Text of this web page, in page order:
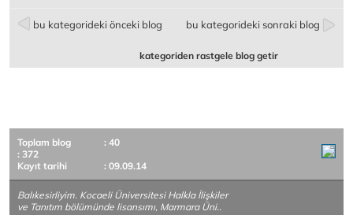
bu kategorideki önceki blog bu kategorideki sonraki blog
kategoriden rastgele blog getir
Toplam blog
: 40
: 372
Kayıt tarihi
: 09.09.14
Balıkesirliyim. Kocaeli Üniversitesi Halkla İlişkiler
ve Tanıtım bölümünde lisansımı, Marmara Üni..